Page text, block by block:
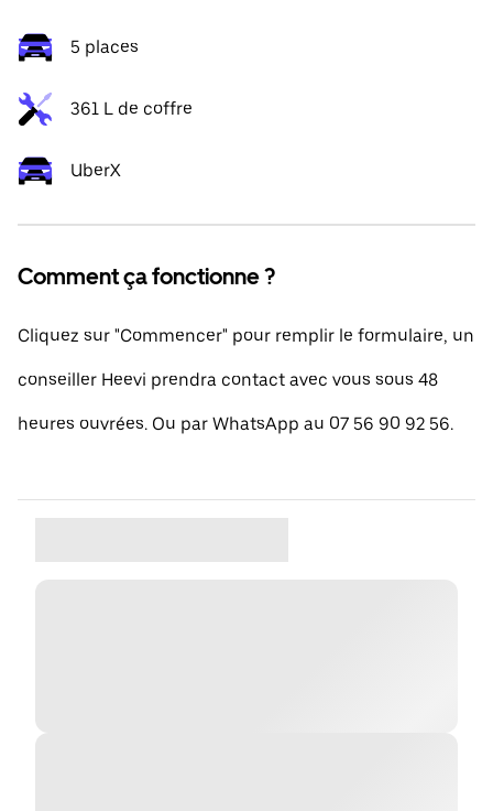
5 places
361 L de coffre
UberX
Comment ça fonctionne ?
Cliquez sur "Commencer" pour remplir le formulaire, un
conseiller Heevi prendra contact avec vous sous 48
heures ouvrées. Ou par WhatsApp au 07 56 90 92 56.